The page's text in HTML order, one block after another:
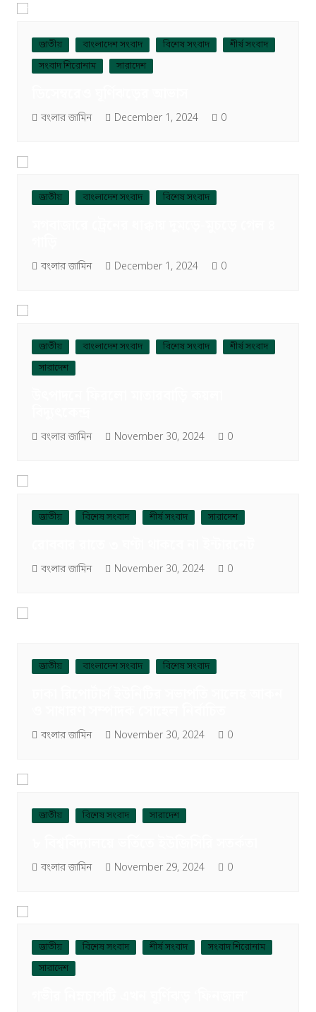
জাতীয় বাংলাদেশ সংবাদ বিশেষ সংবাদ
শীর্ষ সংবাদ
সংবাদ শিরোনাম
সারাদেশ
বংলার জামিন December 1, 2024 0
জাতীয় বাংলাদেশ সংবাদ বিশেষ সংবাদ
বংলার জামিন December 1, 2024 0
জাতীয় বাংলাদেশ সংবাদ বিশেষ সংবাদ
শীর্ষ সংবাদ
সারাদেশ
বংলার জামিন November 30, 2024 0
জাতীয় বিশেষ সংবাদ শীর্ষ সংবাদ সারাদেশ
বংলার জামিন November 30, 2024 0
জাতীয় বাংলাদেশ সংবাদ বিশেষ সংবাদ
বংলার জামিন November 30, 2024 0
জাতীয় বিশেষ সংবাদ সারাদেশ
বংলার জামিন November 29, 2024 0
জাতীয় বিশেষ সংবাদ শীর্ষ সংবাদ
সংবাদ শিরোনাম
সারাদেশ